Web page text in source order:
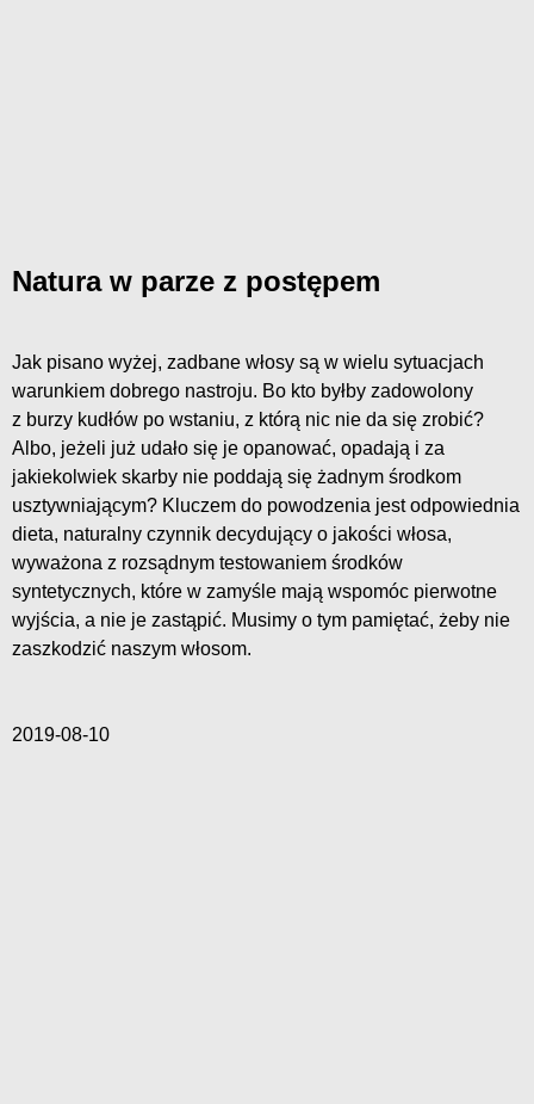
Natura w parze z postępem
Jak pisano wyżej, zadbane włosy są w wielu sytuacjach
warunkiem dobrego nastroju. Bo kto byłby zadowolony
z burzy kudłów po wstaniu, z którą nic nie da się zrobić?
Albo, jeżeli już udało się je opanować, opadają i za
jakiekolwiek skarby nie poddają się żadnym środkom
usztywniającym? Kluczem do powodzenia jest odpowiednia
dieta, naturalny czynnik decydujący o jakości włosa,
wyważona z rozsądnym testowaniem środków
syntetycznych, które w zamyśle mają wspomóc pierwotne
wyjścia, a nie je zastąpić. Musimy o tym pamiętać, żeby nie
zaszkodzić naszym włosom.
2019-08-10